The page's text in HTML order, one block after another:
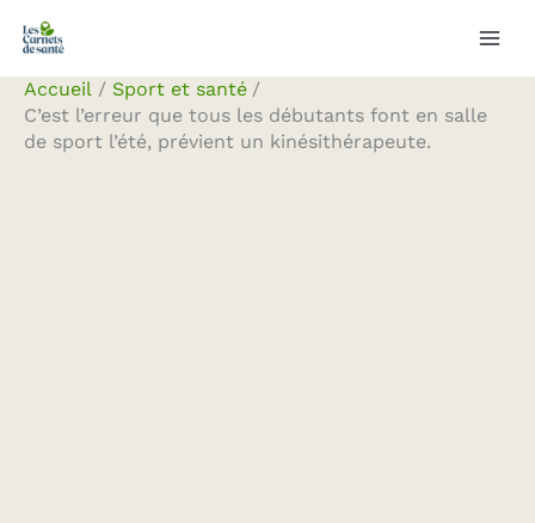
Aller
contenu
Accueil
Sport et santé
C’est l’erreur que tous les débutants font en salle
de sport l’été, prévient un kinésithérapeute.
Rechercher